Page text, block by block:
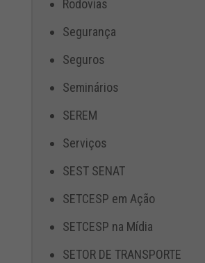
Rodovias
Segurança
Seguros
Seminários
SEREM
Serviços
SEST SENAT
SETCESP em Ação
SETCESP na Mídia
SETOR DE TRANSPORTE